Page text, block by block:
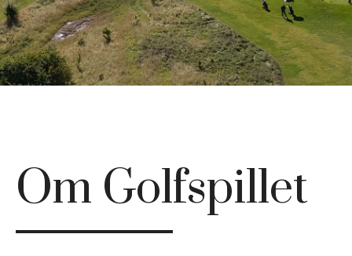
Om Golfspillet